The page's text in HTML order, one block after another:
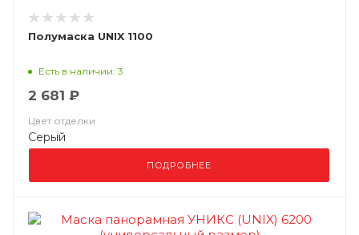
Полумаска UNIX 1100
Есть в наличии: 3
2 681 ₽
Цвет отделки
Серый
ПОДРОБНЕЕ